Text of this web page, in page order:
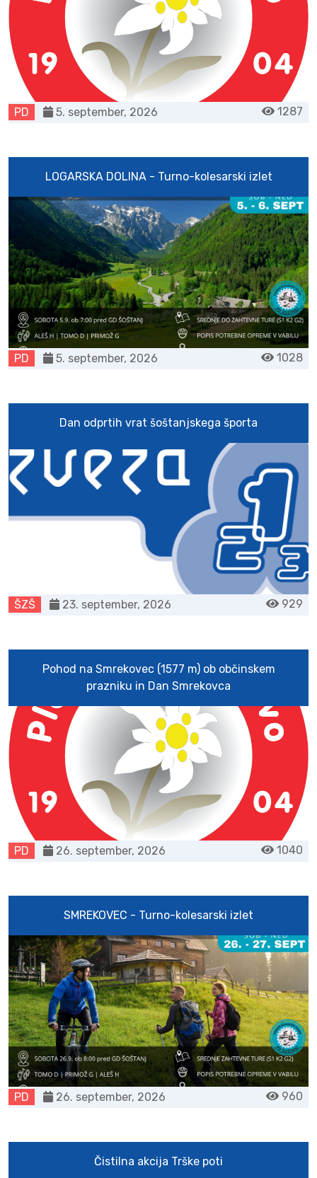
PD 1287
5. september, 2026
LOGARSKA DOLINA - Turno-kolesarski izlet
PD 1028
5. september, 2026
Dan odprtih vrat šoštanjskega športa
ŠZŠ 929
23. september, 2026
Pohod na Smrekovec (1577 m) ob občinskem
prazniku in Dan Smrekovca
PD 1040
26. september, 2026
SMREKOVEC - Turno-kolesarski izlet
PD 960
26. september, 2026
Čistilna akcija Trške poti